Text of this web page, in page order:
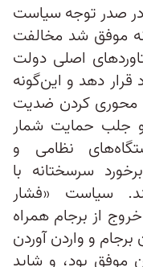
در صدر توجه سیاست
موفق شد مخالفت
اصلی دولت
دهد و این‌گونه
کردن ضدیت
و جلب حمایت شمار
نظامی و
سرسختانه با
سیاست «فشار
ترامپ در سال ۲۰۱۸ با خروج از برجام همراه
و واردن آوردن
موفق بود، و شاید